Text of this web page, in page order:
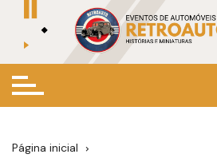
conteúdo
Página inicial